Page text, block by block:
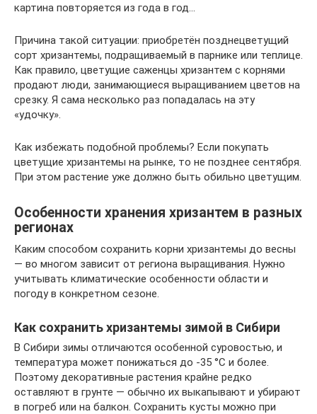
картина повторяется из года в год…
Причина такой ситуации: приобретён позднецветущий
сорт хризантемы, подращиваемый в парнике или теплице.
Как правило, цветущие саженцы хризантем с корнями
продают люди, занимающиеся выращиванием цветов на
срезку. Я сама несколько раз попадалась на эту
«удочку».
Как избежать подобной проблемы? Если покупать
цветущие хризантемы на рынке, то не позднее сентября.
При этом растение уже должно быть обильно цветущим.
Особенности хранения хризантем в разных
регионах
Каким способом сохранить корни хризантемы до весны
— во многом зависит от региона выращивания. Нужно
учитывать климатические особенности области и
погоду в конкретном сезоне.
Как сохранить хризантемы зимой в Сибири
В Сибири зимы отличаются особенной суровостью, и
температура может понижаться до -35 °С и более.
Поэтому декоративные растения крайне редко
оставляют в грунте — обычно их выкапывают и убирают
в погреб или на балкон. Сохранить кусты можно при